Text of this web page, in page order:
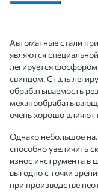
Автоматные стали
являются
легируется
свинцом. Сталь
обрабатываемость
очень хорошо влияют
Однако небольшое
способно увеличить
износ инструмента в
выгодно с точки
при производстве